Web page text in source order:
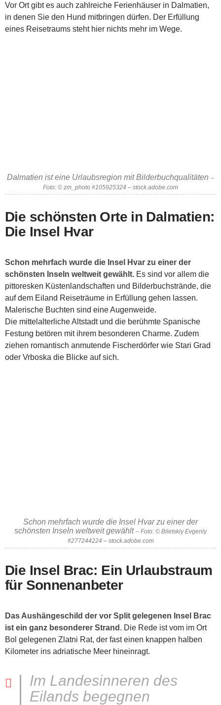
Vor Ort gibt es auch zahlreiche Ferienhäuser in Dalmatien,
in denen Sie den Hund mitbringen dürfen. Der Erfüllung
eines Reisetraums steht hier nichts mehr im Wege.
Dalmatien ist eine Urlaubsregion mit Bilderbuchqualitäten –
Foto: © zm_photo #105925324 – stock.adobe.com
Die schönsten Orte in Dalmatien:
Die Insel Hvar
Schon mehrfach wurde die Insel Hvar zu einer der
schönsten Inseln weltweit gewählt. Es sind vor allem die
pittoresken Küstenlandschaften und Bilderbuchstrände, die
auf dem Eiland Reiseträume in Erfüllung gehen lassen.
Malerische Buchten sind eine Augenweide.
Die mittelalterliche Altstadt und die berühmte Spanische
Festung betören mit ihrem besonderen Charme. Zudem
ziehen romantisch anmutende Fischerdörfer wie Stari Grad
oder Vrboska die Blicke auf sich.
Schon mehrfach wurde die Insel Hvar zu einer der
schönsten Inseln weltweit gewählt – Foto: © Biletskiy Evgeniy
#277244224 – stock.adobe.com
Die Insel Brac: Ein Urlaubstraum
für Sonnenanbeter
Das Aushängeschild der vor Split gelegenen Insel Brac
ist ein ganz besonderer Strand . Die Rede ist vom im Ort
Bol gelegenen Zlatni Rat, der fast einen knappen halben
Kilometer ins adriatische Meer hineinragt.
Im Landesinneren des
Eilands begegnen